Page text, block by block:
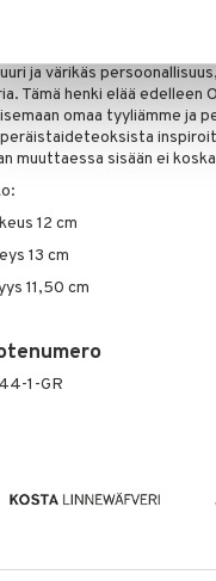
lasitetusta
Bjørn Wiinbladin
ja värikäs
Tämä henki elää
omaa tyyliämme ja
muuttaessa sisään ei
12 cm
13 cm
11,50 cm
1-GR